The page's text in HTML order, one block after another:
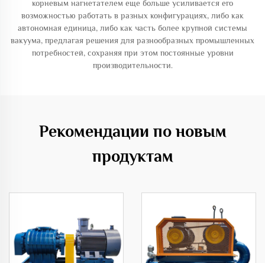
корневым нагнетателем еще больше усиливается его
возможностью работать в разных конфигурациях, либо как
автономная единица, либо как часть более крупной системы
вакуума, предлагая решения для разнообразных промышленных
потребностей, сохраняя при этом постоянные уровни
производительности.
Рекомендации по новым
продуктам